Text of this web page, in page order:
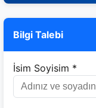
Bilgi Talebi
İsim Soyisim *